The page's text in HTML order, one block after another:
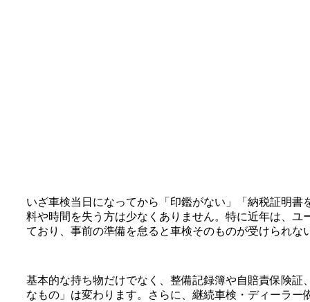
いざ車検当日になってから「印鑑がない」「納税証明
料や時間を失う方は少なくありません。特に近年は、
ており、事前の準備を怠ると車検そのものが受けられな
基本的な持ち物だけでなく、整備記録簿や自賠責保険
なもの」は変わります。さらに、継続車検・ディーラ